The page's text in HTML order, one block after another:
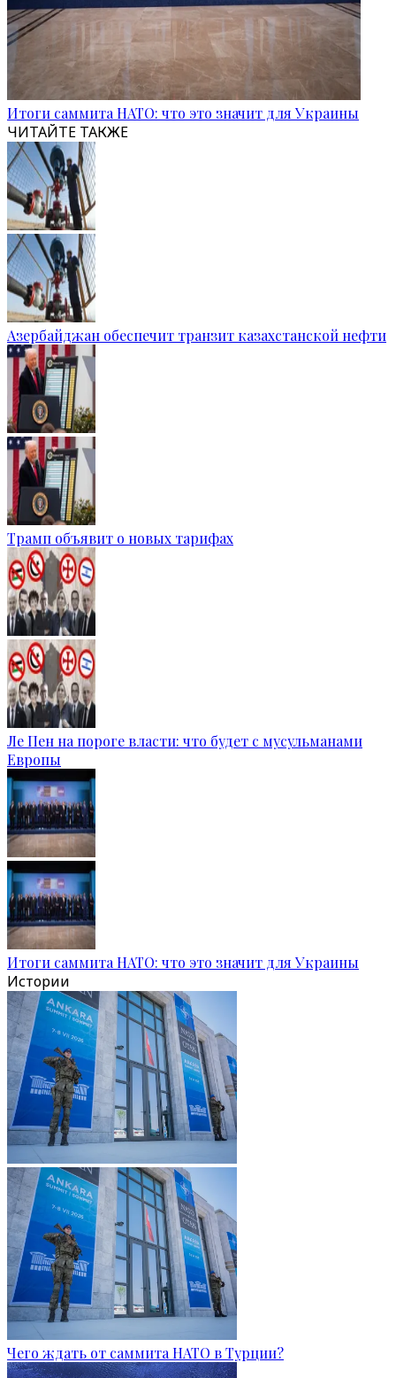
Итоги саммита НАТО: что это значит для Украины
ЧИТАЙТЕ ТАКЖЕ
Азербайджан обеспечит транзит казахстанской нефти
Трамп объявит о новых тарифах
Ле Пен на пороге власти: что будет с мусульманами
Европы
Итоги саммита НАТО: что это значит для Украины
Истории
Чего ждать от саммита НАТО в Турции?